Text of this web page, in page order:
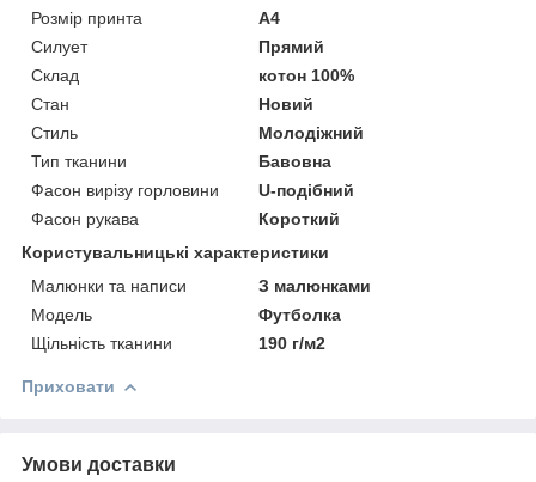
Розмір принта
А4
Силует
Прямий
Склад
котон 100%
Стан
Новий
Стиль
Молодіжний
Тип тканини
Бавовна
Фасон вирізу горловини
U-подібний
Фасон рукава
Короткий
Користувальницькі характеристики
Малюнки та написи
З малюнками
Мoдель
Футболка
Щільність тканини
190 г/м2
Приховати
Умови доставки